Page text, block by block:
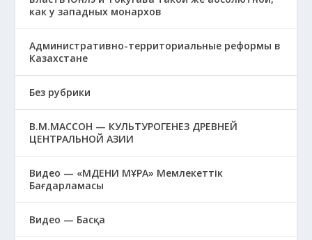
как у западных монархов
Административно-территориальные реформы в
Казахстане
Без рубрики
В.М.МАССОН — КУЛЬТУРОГЕНЕЗ ДРЕВНЕЙ
ЦЕНТРАЛЬНОЙ АЗИИ
Видео — «МӘДЕНИ МҰРА» Мемлекеттік
Бағдарламасы
Видео — Басқа